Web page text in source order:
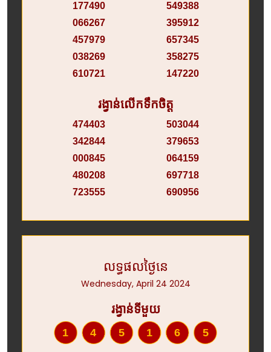
177490
066267
457979
038269
610721
549388
395912
657345
358275
147220
រង្វាន់លើកទឹកចិត្ត
474403
342844
000845
480208
723555
503044
379653
064159
697718
690956
លទ្ធផលថ្ងៃនេ
Wednesday, April 24 2024
រង្វាន់ទីមួយ
145165